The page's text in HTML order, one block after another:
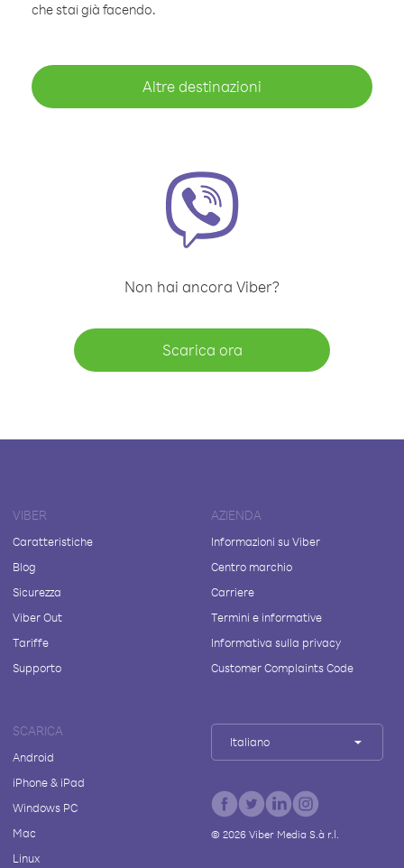
che stai già facendo.
Altre destinazioni
Non hai ancora Viber?
Scarica ora
VIBER
Caratteristiche
Blog
Sicurezza
Viber Out
Tariffe
Supporto
AZIENDA
Informazioni su Viber
Centro marchio
Carriere
Termini e informative
Informativa sulla privacy
Customer Complaints Code
SCARICA
Android
iPhone & iPad
Windows PC
Mac
Linux
Italiano
© 2026Viber Media S.à r.l.